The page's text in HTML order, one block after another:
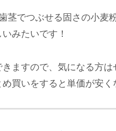
茎でつぶせる固さの小麦
みたいです！
ますので、気になる方
買いをすると単価が安く